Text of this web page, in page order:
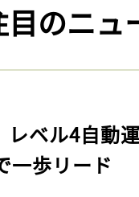
目のニュ
レベル4自動
一歩リード